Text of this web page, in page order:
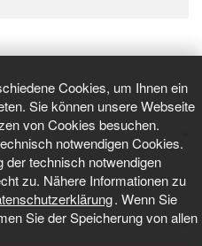
Cookies, um Ihnen ein
Sie können unsere Webseite
von Cookies besuchen.
notwendigen Cookies.
der technisch notwendigen
zu. Nähere Informationen zu
. Wenn Sie
Sie der Speicherung von allen